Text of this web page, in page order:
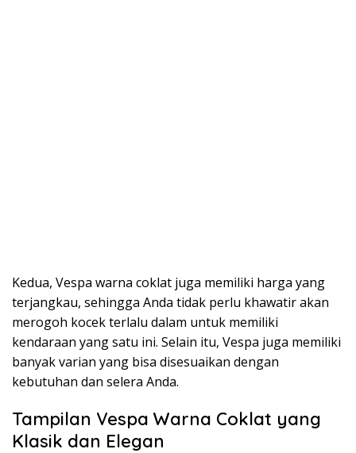
Kedua, Vespa warna coklat juga memiliki harga yang
terjangkau, sehingga Anda tidak perlu khawatir akan
merogoh kocek terlalu dalam untuk memiliki
kendaraan yang satu ini. Selain itu, Vespa juga memiliki
banyak varian yang bisa disesuaikan dengan
kebutuhan dan selera Anda.
Tampilan Vespa Warna Coklat yang
Klasik dan Elegan